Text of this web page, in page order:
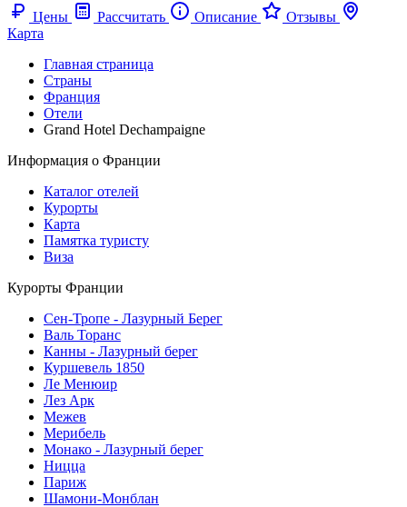
Цены
Рассчитать Описание
Отзывы
Карта
Главная страница
Cтраны
Франция
Отели
Grand Hotel Dechampaigne
Информация о Франции
Каталог отелей
Курорты
Карта
Памятка туристу
Виза
Курорты Франции
Cен-Тропе - Лазурный Берег
Валь Торанс
Канны - Лазурный берег
Куршевель 1850
Ле Менюир
Лез Арк
Межев
Мерибель
Монако - Лазурный берег
Ницца
Париж
Шамони-Монблан